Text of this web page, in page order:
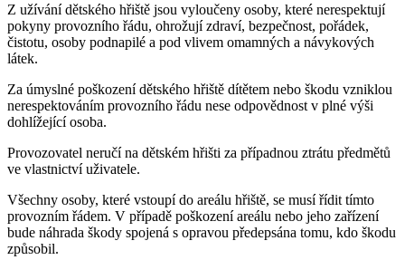
Z užívání dětského hřiště jsou vyloučeny osoby, které nerespektují
pokyny provozního řádu, ohrožují zdraví, bezpečnost, pořádek,
čistotu, osoby podnapilé a pod vlivem omamných a návykových
látek.
Za úmyslné poškození dětského hřiště dítětem nebo škodu vzniklou
nerespektováním provozního řádu nese odpovědnost v plné výši
dohlížející osoba.
Provozovatel neručí na dětském hřišti za případnou ztrátu předmětů
ve vlastnictví uživatele.
Všechny osoby, které vstoupí do areálu hřiště, se musí řídit tímto
provozním řádem. V případě poškození areálu nebo jeho zařízení
bude náhrada škody spojená s opravou předepsána tomu, kdo škodu
způsobil.